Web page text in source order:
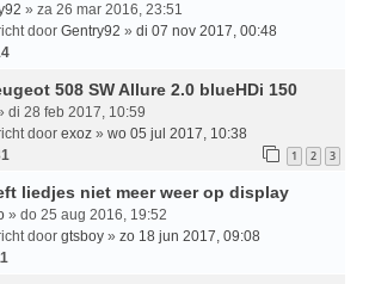
» za 26 mar 2016, 23:51
door Gentry92 » di 07 nov 2017, 00:48
508 SW Allure 2.0 blueHDi 150
di 28 feb 2017, 10:59
door exoz » wo 05 jul 2017, 10:38
1 2 3
liedjes niet meer weer op display
» do 25 aug 2016, 19:52
door gtsboy » zo 18 jun 2017, 09:08